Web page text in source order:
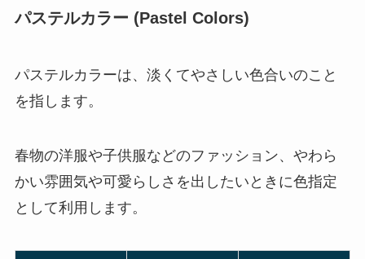
パステルカラー (Pastel Colors)
パステルカラーは、淡くてやさしい色合いのこと
を指します。
春物の洋服や子供服などのファッション、やわら
かい雰囲気や可愛らしさを出したいときに色指定
として利用します。